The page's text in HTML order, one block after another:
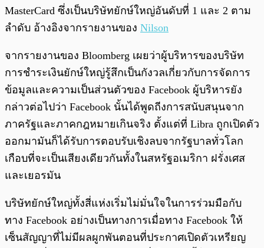
MasterCard ซึ่งเป็นบริษัทยักษ์ใหญ่อันดับที่ 1 และ 2 ตาม
ลำดับ อ้างอิงจากรายงานของ Nilson
จากรายงานของ Bloomberg เผยว่าผู้บริหารของบริษัท
การชำระเงินยักษ์ใหญ่รู้สึกเป็นกังวลเกี่ยวกับการจัดการ
ข้อมูลและความเป็นส่วนตัวของ Facebook ผู้บริหารยัง
กล่าวต่อไปว่า Facebook นั้นได้พูดถีงการสนับสนุนจาก
ภาครัฐและภาคกฎหมายเกินจริง ตั้งแต่ที่ Libra ถูกเปิดตัว
ออกมามันก็ได้รับการตอบรับเชิงลบจากรัฐบาลทั่วโลก
เกือบที่จะเป็นเสียงเดียวกันทั้งในสหรัฐอเมริกา ฝรั่งเศส
และเยอรมัน
บริษัทยักษ์ใหญ่ทั้งสี่แห่งเริ่มไม่มั่นใจในการร่วมมือกับ
ทาง Facebook อย่างเป็นทางการเมื่อทาง Facebook ให้
เซ็นสัญญาที่ไม่มีผลผูกพันตอนที่ประกาศเปิดตัวเหรียญ